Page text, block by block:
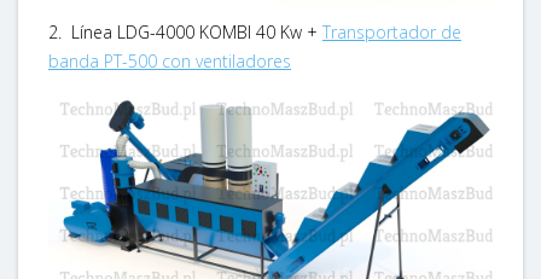
2. Línea LDG-4000 KOMBI 40 Kw + Transportador de
banda PT-500 con ventiladores